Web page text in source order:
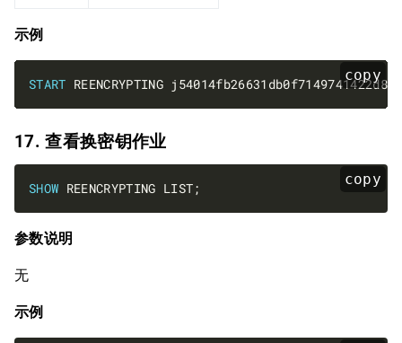
示例
copy
START
17. 查看换密钥作业
copy
SHOW
参数说明
无
示例